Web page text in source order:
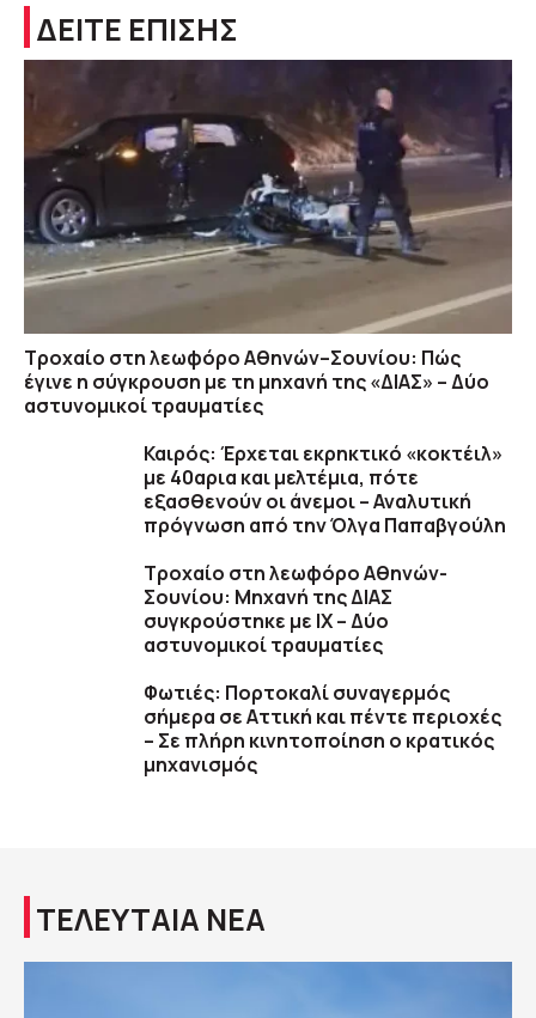
ΔΕΙΤΕ ΕΠΙΣΗΣ
Τροχαίο στη λεωφόρο Αθηνών–Σουνίου: Πώς
έγινε η σύγκρουση με τη μηχανή της «ΔΙΑΣ» – Δύο
αστυνομικοί τραυματίες
Καιρός: Έρχεται εκρηκτικό «κοκτέιλ»
με 40αρια και μελτέμια, πότε
εξασθενούν οι άνεμοι – Αναλυτική
πρόγνωση από την Όλγα Παπαβγούλη
Τροχαίο στη λεωφόρο Αθηνών-
Σουνίου: Μηχανή της ΔΙΑΣ
συγκρούστηκε με ΙΧ – Δύο
αστυνομικοί τραυματίες
Φωτιές: Πορτοκαλί συναγερμός
σήμερα σε Αττική και πέντε περιοχές
– Σε πλήρη κινητοποίηση ο κρατικός
μηχανισμός
ΤΕΛΕΥΤΑΙΑ ΝΕΑ